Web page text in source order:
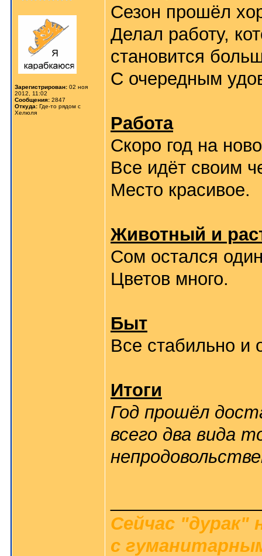
Зарегистрирован: 02 ноя
2012, 11:02
Сообщения: 2847
Откуда: Где-то рядом с
Хелюля
Сезон прошёл
Делал работу,
становится
С очередным
Работа
Скоро год на
Все идёт своим
Место красивое.
Животный и
Сом остался
Цветов много.
Быт
Все стабильно и
Итоги
Год прошёл
всего два вида
Сейчас "дурак"
с